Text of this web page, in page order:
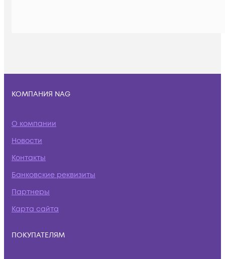
КОМПАНИЯ NAG
О компании
Новости
Контакты
Банковские реквизиты
Партнеры
Карта сайта
ПОКУПАТЕЛЯМ